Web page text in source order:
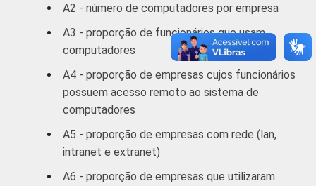
comunicações
Atividades
imobiliárias,
aluguéis e
empresas
35
25
A2 - número de computadores por empresa
A3 - proporção de funcionários que usam
computadores
A4 - proporção de empresas cujos funcionários
possuem acesso remoto ao sistema de
computadores
A5 - proporção de empresas com rede (lan,
intranet e extranet)
A6 - proporção de empresas que utilizaram